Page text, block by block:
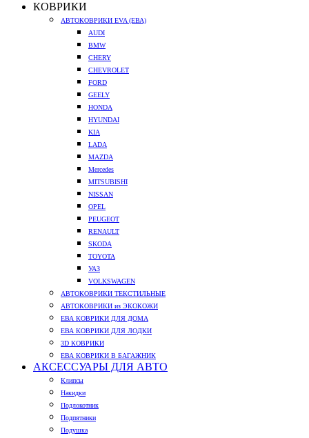
КОВРИКИ
АВТОКОВРИКИ EVA (ЕВА)
AUDI
BMW
CHERY
CHEVROLET
FORD
GEELY
HONDA
HYUNDAI
KIA
LADA
MAZDA
Mercedes
MITSUBISHI
NISSAN
OPEL
PEUGEOT
RENAULT
SKODA
TOYOTA
УАЗ
VOLKSWAGEN
АВТОКОВРИКИ ТЕКСТИЛЬНЫЕ
АВТОКОВРИКИ из ЭКОКОЖИ
ЕВА КОВРИКИ ДЛЯ ДОМА
ЕВА КОВРИКИ ДЛЯ ЛОДКИ
3D КОВРИКИ
ЕВА КОВРИКИ В БАГАЖНИК
АКСЕССУАРЫ ДЛЯ АВТО
Клипсы
Накидки
Подлокотник
Подпятники
Подушка